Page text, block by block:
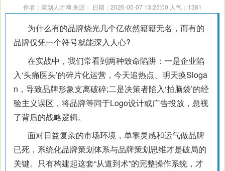
作者：策划人才网 来源： 日期：2026-05-07 13:25:00 人气： 1381
为什么有的品牌烧光几个亿依然籍籍无名，而有的
品牌仅凭一个符号就能深入人心?
在实战中，我们常看到两种致命陷阱：一是企业陷
入‘头痛医头’的碎片化运营，今天追热点、明天换Sloga
n，导致品牌形象支离破碎;二是决策者陷入‘拍脑袋’的经
验主义误区，将品牌等同于Logo设计或广告投放，忽视
了背后的战略逻辑。
面对日益复杂的市场环境，单靠灵感和运气做品牌
已死，系统化品牌策划体系与品牌策划思维才是破局的
关键。只有构建起这套“从道到术”的完整操作系统，才